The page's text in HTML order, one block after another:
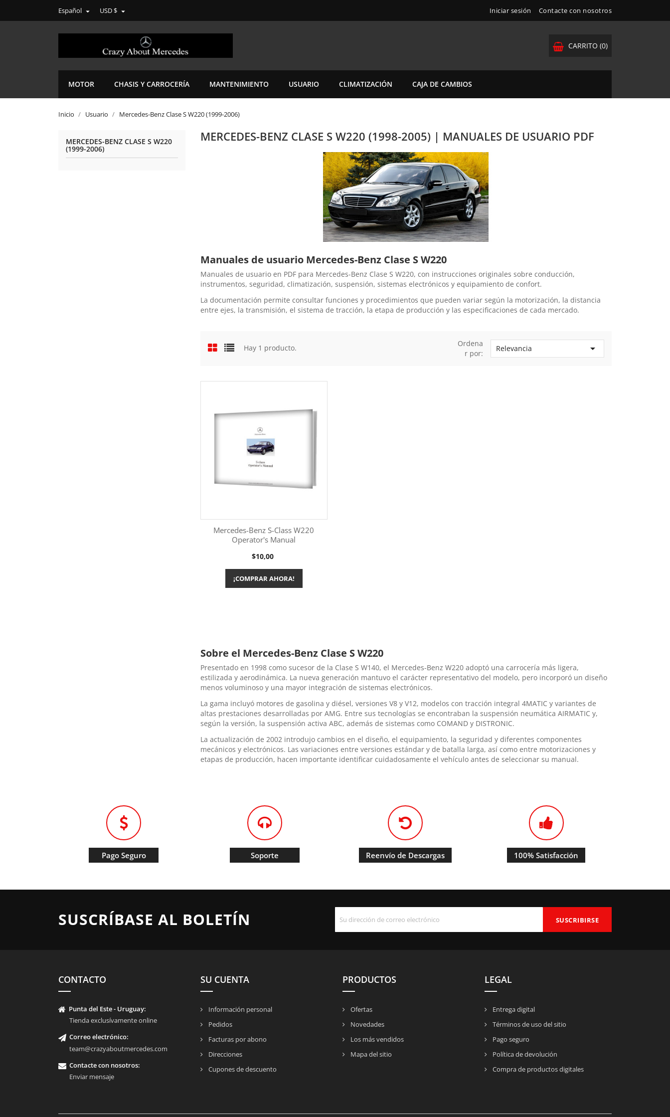
Español  USD $  Iniciar sesión Contacte con nosotros
CARRITO (0)
MOTOR CHASIS Y CARROCERÍA MANTENIMIENTO USUARIO CLIMATIZACIÓN CAJA DE CAMBIOS
Inicio Usuario Mercedes-Benz Clase S W220 (1999-2006)
MERCEDES-BENZ CLASE S W220
(1999-2006)
MERCEDES-BENZ CLASE S W220 (1998-2005) | MANUALES DE USUARIO PDF
Manuales de usuario Mercedes-Benz Clase S W220
Manuales de usuario en PDF para Mercedes-Benz Clase S W220, con instrucciones originales sobre conducción,
instrumentos, seguridad, climatización, suspensión, sistemas electrónicos y equipamiento de confort.
La documentación permite consultar funciones y procedimientos que pueden variar según la motorización, la distancia
entre ejes, la transmisión, el sistema de tracción, la etapa de producción y las especificaciones de cada mercado.
Hay 1 producto.
Ordena
r por:
Relevancia 
Más información
Mercedes-Benz S-Class W220
Operator's Manual
Precio
$10,00
¡COMPRAR AHORA!
Sobre el Mercedes-Benz Clase S W220
Presentado en 1998 como sucesor de la Clase S W140, el Mercedes-Benz W220 adoptó una carrocería más ligera,
estilizada y aerodinámica. La nueva generación mantuvo el carácter representativo del modelo, pero incorporó un diseño
menos voluminoso y una mayor integración de sistemas electrónicos.
La gama incluyó motores de gasolina y diésel, versiones V8 y V12, modelos con tracción integral 4MATIC y variantes de
altas prestaciones desarrolladas por AMG. Entre sus tecnologías se encontraban la suspensión neumática AIRMATIC y,
según la versión, la suspensión activa ABC, además de sistemas como COMAND y DISTRONIC.
La actualización de 2002 introdujo cambios en el diseño, el equipamiento, la seguridad y diferentes componentes
mecánicos y electrónicos. Las variaciones entre versiones estándar y de batalla larga, así como entre motorizaciones y
etapas de producción, hacen importante identificar cuidadosamente el vehículo antes de seleccionar su manual.
Pago Seguro Soporte Reenvío de Descargas 100% Satisfacción
SUSCRÍBASE AL BOLETÍN
CONTACTO
Punta del Este - Uruguay:
Tienda exclusívamente online
Correo electrónico:
team@crazyaboutmercedes.com
Contacte con nosotros:
Enviar mensaje
SU CUENTA
Información personal
Pedidos
Facturas por abono
Direcciones
Cupones de descuento
PRODUCTOS
Ofertas
Novedades
Los más vendidos
Mapa del sitio
LEGAL
Entrega digital
Términos de uso del sitio
Pago seguro
Política de devolución
Compra de productos digitales